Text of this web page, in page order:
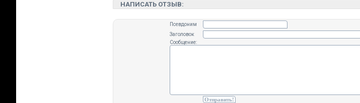
НАПИСАТЬ ОТЗЫВ:
Псевдоним
Заголовок
Сообщение: